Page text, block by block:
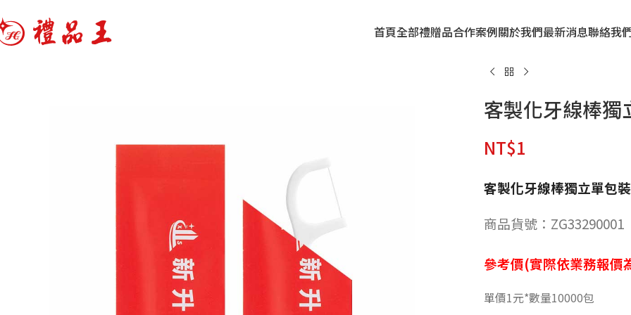
首頁全部禮贈品合作案例關於我們最新消息聯絡我
客製化牙線棒獨
NT$1
客製化牙線棒獨立單包裝
商品貨號：ZG33290001
參考價(實際依業務報價
單價1元*數量10000包